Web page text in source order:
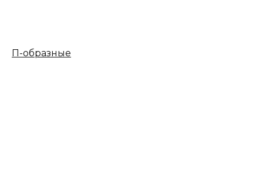
П-образные